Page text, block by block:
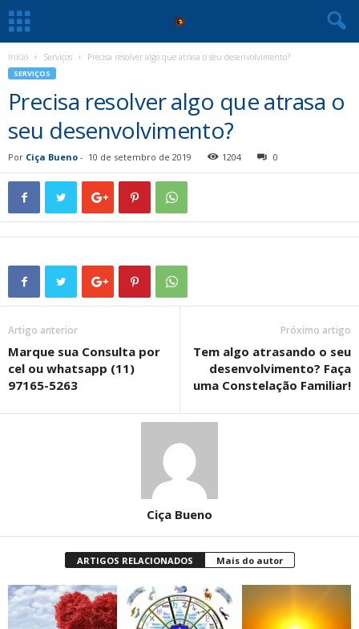
Início Serviços Precisa resolver algo que atrasa o seu desenvolvimento?
SERVIÇOS
Precisa resolver algo que atrasa o
seu desenvolvimento?
Por Ciça Bueno - 10 de setembro de 2019 1204 0
Artigo anterior
Marque sua Consulta por
cel ou whatsapp (11)
97165-5263
Próximo artigo
Tem algo atrasando o seu
desenvolvimento? Faça
uma Constelação Familiar!
Ciça Bueno
ARTIGOS RELACIONADOS Mais do autor